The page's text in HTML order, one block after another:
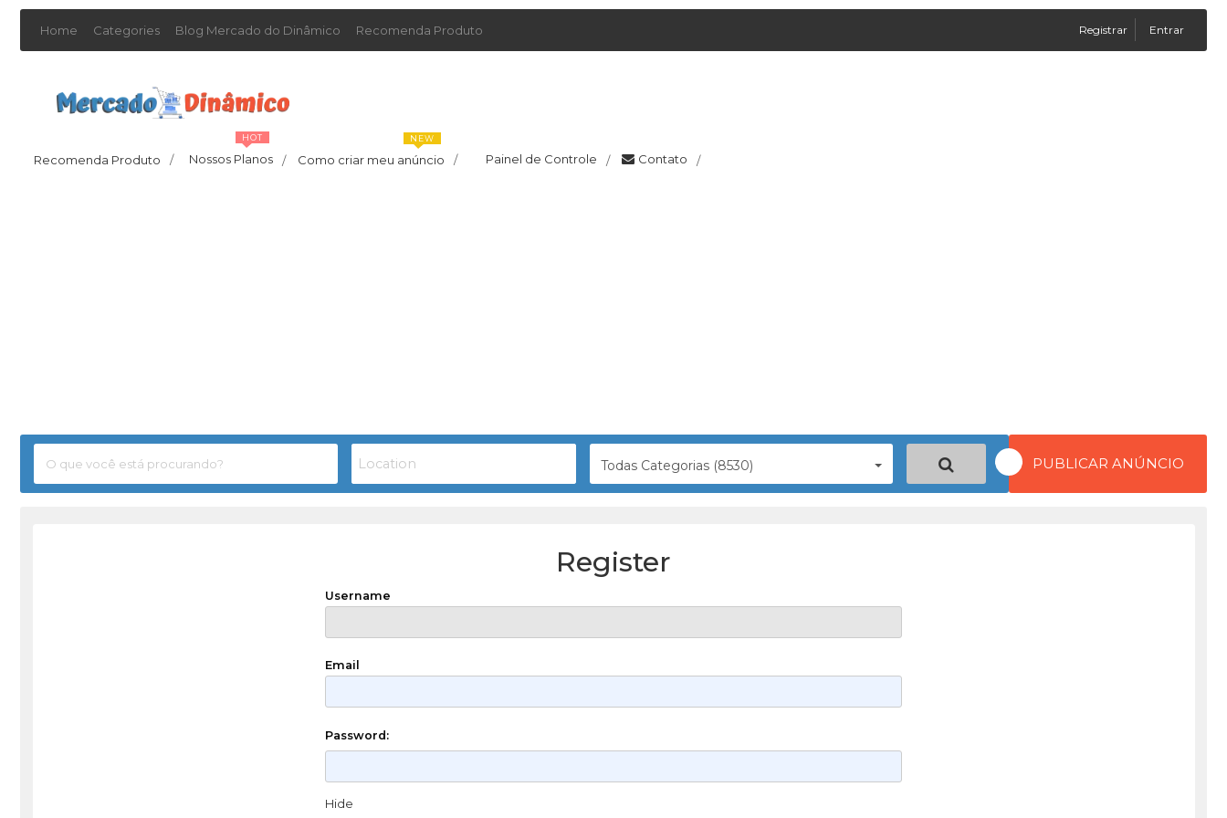
Home Categories Blog Mercado do Dinâmico Recomenda Produto Registrar Entrar
Recomenda Produto / Nossos Planos /
HOT
Como criar meu anúncio /
NEW
Painel de Controle / Contato /
Todas Categorias (8530) PUBLICAR ANÚNCIO
Register
Username
Email
Password:
Hide